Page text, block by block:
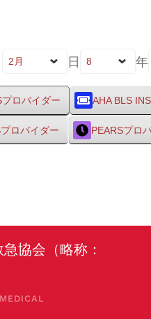
日 年
プロバイダー AHA BLS
ロバイダー PEARSプロ
協会（略称：